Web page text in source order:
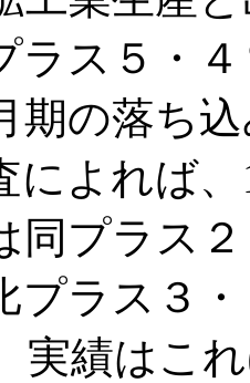
ラス５・
期の落ち
によれば
同プラス
プラス３
実績はこ